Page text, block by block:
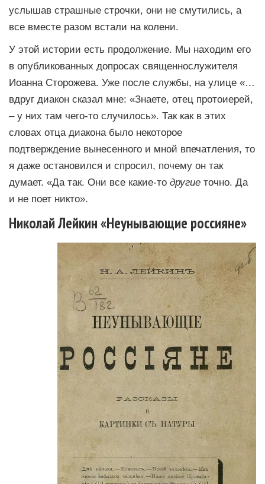
услышав страшные строчки, они не смутились, а
все вместе разом встали на колени.
У этой истории есть продолжение. Мы находим его
в опубликованных допросах священнослужителя
Иоанна Сторожева. Уже после службы, на улице «…
вдруг диакон сказал мне: «Знаете, отец протоиерей,
– у них там чего-то случилось». Так как в этих
словах отца диакона было некоторое
подтверждение вынесенного и мной впечатления, то
я даже остановился и спросил, почему он так
думает. «Да так. Они все какие-то другие точно. Да
и не поет никто».
Николай Лейкин «Неунывающие россияне»